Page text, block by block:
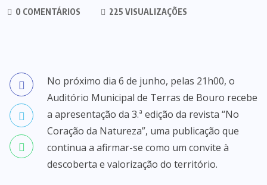
0 COMENTÁRIOS
225 VISUALIZAÇÕES
No próximo dia 6 de junho, pelas 21h00, o
Auditório Municipal de Terras de Bouro recebe
a apresentação da 3.ª edição da revista “No
Coração da Natureza”, uma publicação que
continua a afirmar-se como um convite à
descoberta e valorização do território.